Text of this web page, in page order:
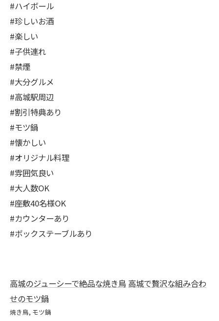
#ハイボール
#珍しいお酒
#楽しい
#子供連れ
#禁煙
#大分グルメ
#高城駅周辺
#割引特典あり
#モツ鍋
#懐かしい
#オリジナル料理
#雰囲気良い
#大人数OK
#座敷40名様OK
#カウンターあり
#ボックステーブルあり
高城のジューシーで絶品な焼き鳥 高城で贅沢な組み合わ
せのモツ鍋
焼き鳥 モツ鍋